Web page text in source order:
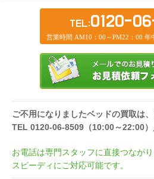
TEL:0120-
営業時間 AM10：00～PM22：00 年
ご不用になりましたベッドの買取は
TEL 0120-06-8509（10:00～22:00
お電話は専門スタッフに直接つなが
スピーディにご対応可能です。